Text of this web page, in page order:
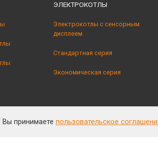
ЭЛЕКТРОКОТЛЫ
Электрокотлы с сенсорным
дисплеем
Стандартная серия
Экономическая серия
Вы принимаете пользовательское